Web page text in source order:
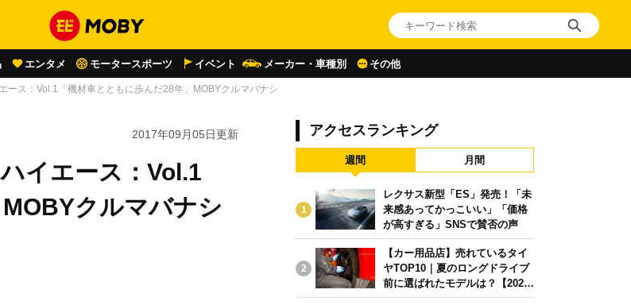
エンタメ モータースポーツ イベント メーカー・車種別 その他
ース：Vol.1「機材車とともに歩んだ28年」MOBYクルマバナシ
2017年09月05日更新
イエース：Vol.1
クルマバナシ
アクセスランキング
週間 月間
1
レクサス新型「ES」発売！「未
来感あってかっこいい」「価格
が高すぎる」SNSで賛否の声
2
【カー用品店】売れているタイ
ヤTOP10｜夏のロングドライブ
前に選ばれたモデルは？【2026
年6月版】